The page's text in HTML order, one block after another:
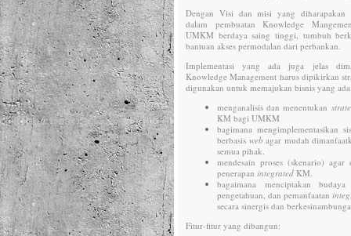
Dengan Visi dan misi yang diharapakan
dalam pembuatan Knowledge
UMKM berdaya saing tinggi, tumbuh
bantuan akses permodalan dari perbankan.
Implementasi yang ada juga jelas
Knowledge Management harus dipikirkan
digunakan untuk memajukan bisnis yang
menganalisis dan menentukan
KM bagi UMKM
bagimana mengimplementasikan
berbasis web agar mudah
semua pihak.
mendesain proses (skenario)
penerapan integrated KM.
bagaimana menciptakan
pengetahuan, dan pemanfaatan
secara sinergis dan
Fitur-fitur yang dibangun: